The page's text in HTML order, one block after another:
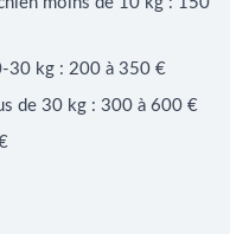
30 kg : 200 à 350 €
de 30 kg : 300 à 600 €